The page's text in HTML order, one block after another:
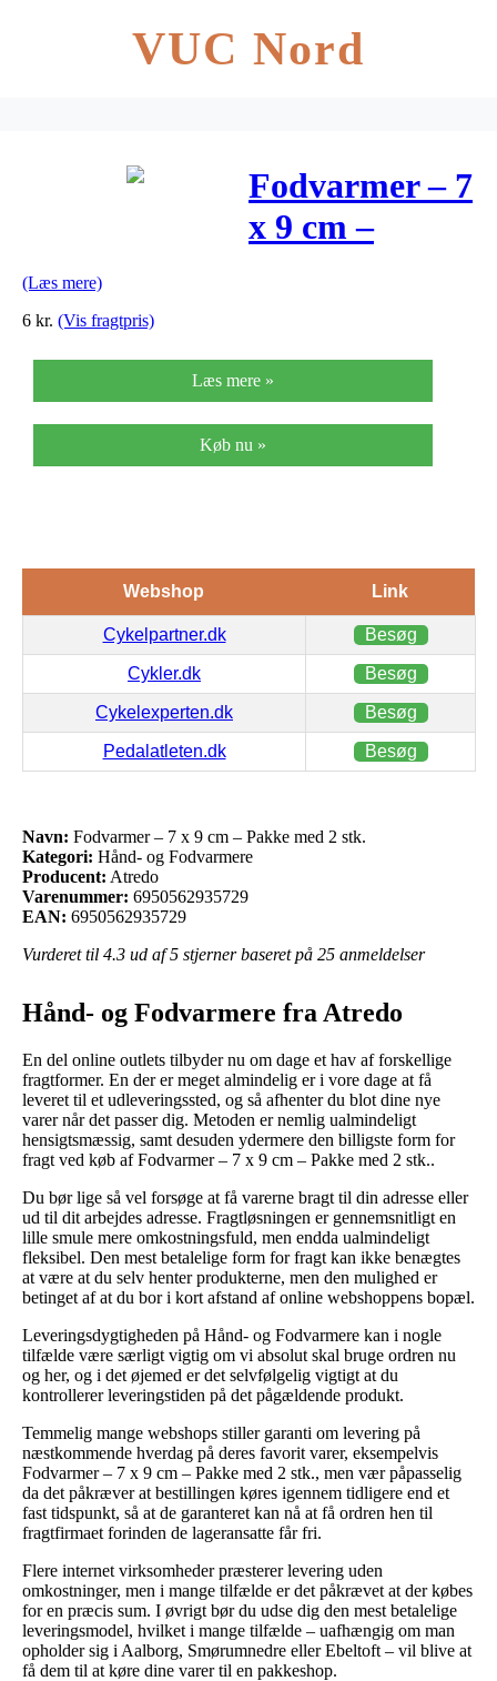
VUC Nord
Fodvarmer – 7
x 9 cm –
(Læs mere)
6 kr. (Vis fragtpris)
Læs mere »
Køb nu »
Webshop Link
Cykelpartner.dk Besøg
Cykler.dk Besøg
Cykelexperten.dk Besøg
Pedalatleten.dk Besøg
Navn: Fodvarmer – 7 x 9 cm – Pakke med 2 stk.
Kategori: Hånd- og Fodvarmere
Producent: Atredo
Varenummer: 6950562935729
EAN: 6950562935729
Vurderet til 4.3 ud af 5 stjerner baseret på 25 anmeldelser
Hånd- og Fodvarmere fra Atredo
En del online outlets tilbyder nu om dage et hav af forskellige
fragtformer. En der er meget almindelig er i vore dage at få
leveret til et udleveringssted, og så afhenter du blot dine nye
varer når det passer dig. Metoden er nemlig ualmindeligt
hensigtsmæssig, samt desuden ydermere den billigste form for
fragt ved køb af Fodvarmer – 7 x 9 cm – Pakke med 2 stk..
Du bør lige så vel forsøge at få varerne bragt til din adresse eller
ud til dit arbejdes adresse. Fragtløsningen er gennemsnitligt en
lille smule mere omkostningsfuld, men endda ualmindeligt
fleksibel. Den mest betalelige form for fragt kan ikke benægtes
at være at du selv henter produkterne, men den mulighed er
betinget af at du bor i kort afstand af online webshoppens bopæl.
Leveringsdygtigheden på Hånd- og Fodvarmere kan i nogle
tilfælde være særligt vigtig om vi absolut skal bruge ordren nu
og her, og i det øjemed er det selvfølgelig vigtigt at du
kontrollerer leveringstiden på det pågældende produkt.
Temmelig mange webshops stiller garanti om levering på
næstkommende hverdag på deres favorit varer, eksempelvis
Fodvarmer – 7 x 9 cm – Pakke med 2 stk., men vær påpasselig
da det påkræver at bestillingen køres igennem tidligere end et
fast tidspunkt, så at de garanteret kan nå at få ordren hen til
fragtfirmaet forinden de lageransatte får fri.
Flere internet virksomheder præsterer levering uden
omkostninger, men i mange tilfælde er det påkrævet at der købes
for en præcis sum. I øvrigt bør du udse dig den mest betalelige
leveringsmodel, hvilket i mange tilfælde – uafhængig om man
opholder sig i Aalborg, Smørumnedre eller Ebeltoft – vil blive at
få dem til at køre dine varer til en pakkeshop.